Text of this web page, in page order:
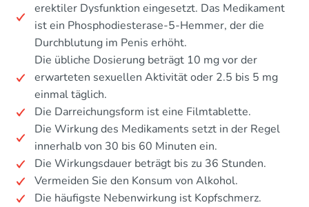
erektiler Dysfunktion eingesetzt. Das Medikament
ist ein Phosphodiesterase-5-Hemmer, der die
Durchblutung im Penis erhöht.
Die übliche Dosierung beträgt 10 mg vor der
erwarteten sexuellen Aktivität oder 2.5 bis 5 mg
einmal täglich.
Die Darreichungsform ist eine Filmtablette.
Die Wirkung des Medikaments setzt in der Regel
innerhalb von 30 bis 60 Minuten ein.
Die Wirkungsdauer beträgt bis zu 36 Stunden.
Vermeiden Sie den Konsum von Alkohol.
Die häufigste Nebenwirkung ist Kopfschmerz.